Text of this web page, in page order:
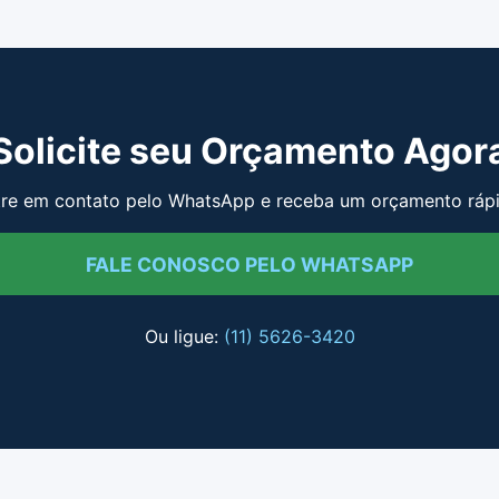
seu Orçamento
em contato pelo WhatsApp e receba um orçamento
FALE CONOSCO PELO WHATSAPP
Ou ligue: (11) 5626-3420